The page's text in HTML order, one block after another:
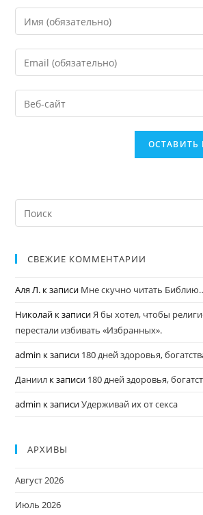
СВЕЖИЕ КОММЕНТАРИИ
Аля Л. к записи Мне скучно читать
Николай к записиЯ бы хотел, чтобы
перестали избивать «Избранных».
admin к записи 180 дней здоровья,
Даниил к записи 180 дней здоровья,
admin к записиУдерживай их от секса
АРХИВЫ
Август 2026
Июль 2026